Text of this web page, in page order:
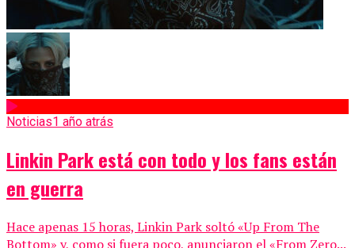
Noticias1 año atrás
Linkin Park está con todo y los fans están
en guerra
Hace apenas 15 horas, Linkin Park soltó «Up From The
Bottom» y, como si fuera poco, anunciaron el «From Zero...